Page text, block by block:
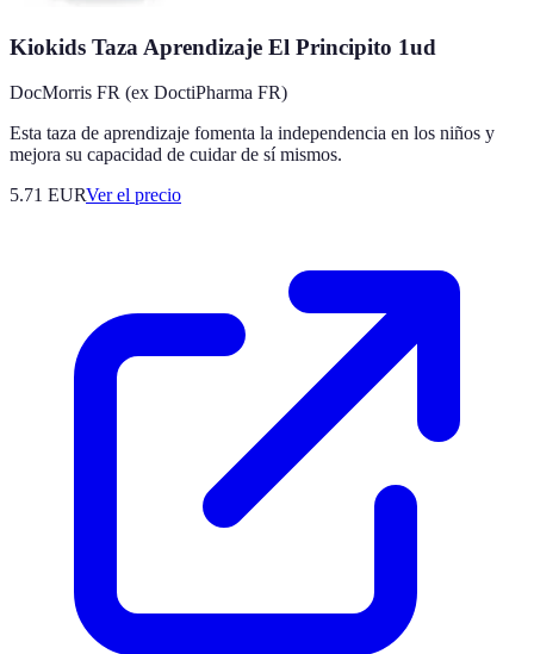
Kiokids Taza Aprendizaje El Principito 1ud
DocMorris FR (ex DoctiPharma FR)
Esta taza de aprendizaje fomenta la independencia en los niños y
mejora su capacidad de cuidar de sí mismos.
5.71 EURVer el precio